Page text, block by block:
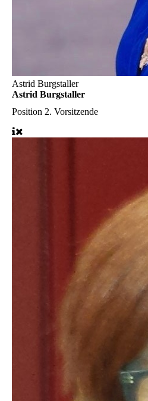
Astrid Burgstaller
Astrid Burgstaller
Position 2. Vorsitzende